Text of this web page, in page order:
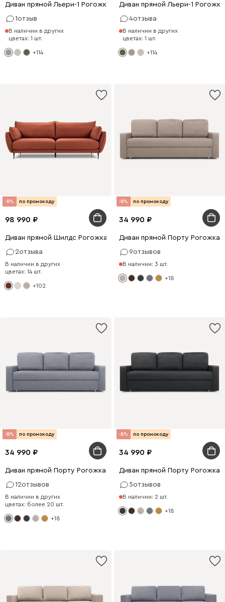
Диван прямой Льери-1 Рогожка Латте
1отзыв
В наличии в других
цветах: 1 шт.
+114
Диван прямой Льери-1
4отзыва
В наличии в других
цветах: 1 шт.
+114
-8% по промокоду
98 990
Диван прямой Шилдс Рогожка Терракотовый
2отзыва
В наличии в других
цветах: 14 шт.
+102
-8% по промокоду
34 990
Диван прямой Порту Рогожка
9отзывов
В наличии: 3 шт.
+18
-8% по промокоду
34 990
Диван прямой Порту Рогожка Серый
12отзывов
В наличии в других
цветах: более 20 шт.
+18
-8% по промокоду
34 990
Диван прямой Порту Рогожка
5отзывов
В наличии: 2 шт.
+18